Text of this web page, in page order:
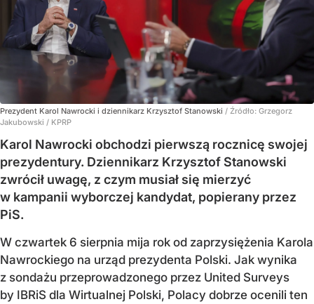
Prezydent Karol Nawrocki i dziennikarz Krzysztof Stanowski / Źródło: Grzegorz
Jakubowski / KPRP
Karol Nawrocki obchodzi pierwszą rocznicę swojej
prezydentury. Dziennikarz Krzysztof Stanowski
zwrócił uwagę, z czym musiał się mierzyć
w kampanii wyborczej kandydat, popierany przez
PiS.
W czwartek 6 sierpnia mija rok od zaprzysiężenia Karola
Nawrockiego na urząd prezydenta Polski. Jak wynika
z sondażu przeprowadzonego przez United Surveys
by IBRiS dla Wirtualnej Polski, Polacy dobrze ocenili ten